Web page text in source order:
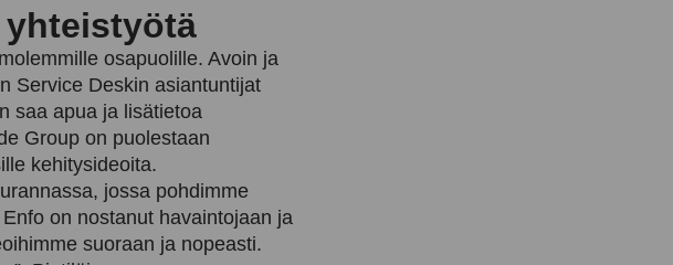
osapuolille. Avoin ja
Service Deskin asiantuntijat
saa apua ja lisätietoa
Group on puolestaan
kehitysideoita.
jossa pohdimme
on nostanut havaintojaan ja
suoraan ja nopeasti.